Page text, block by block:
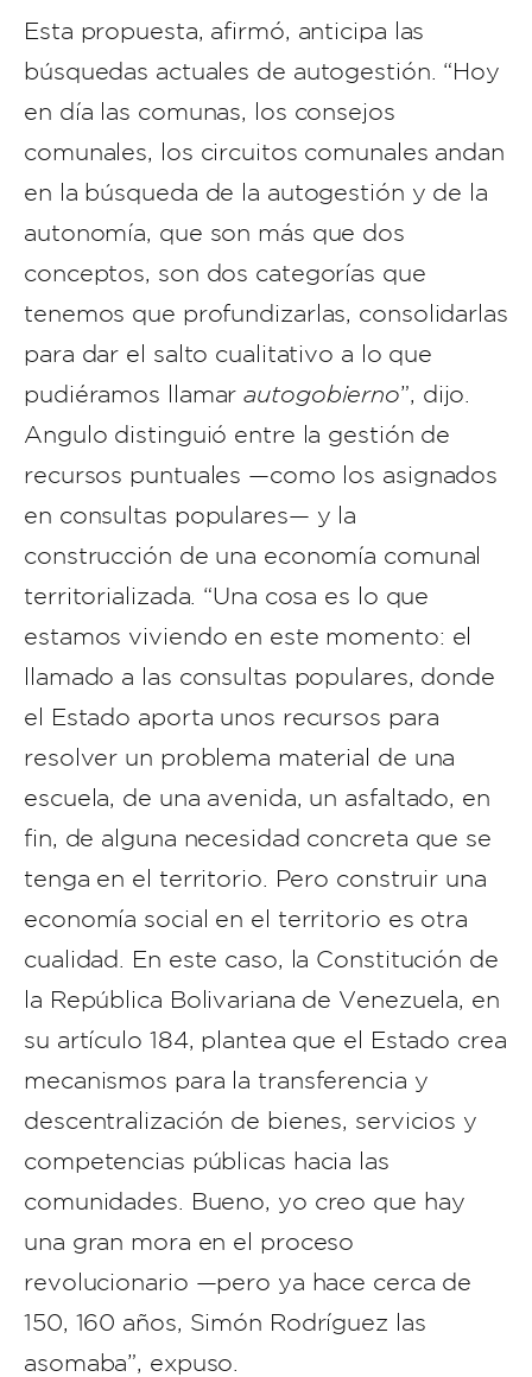
Esta propuesta, afirmó, anticipa las
búsquedas actuales de autogestión. “Hoy
en día las comunas, los consejos
comunales, los circuitos comunales andan
en la búsqueda de la autogestión y de la
autonomía, que son más que dos
conceptos, son dos categorías que
tenemos que profundizarlas, consolidarlas
para dar el salto cualitativo a lo que
pudiéramos llamarautogobierno”, dijo.
Angulo distinguió entre la gestión de
recursos puntuales —como los asignados
en consultas populares— y la
construcción de una economía comunal
territorializada. “Una cosa es lo que
estamos viviendo en este momento: el
llamado a las consultas populares, donde
el Estado aporta unos recursos para
resolver un problema material de una
escuela, de una avenida, un asfaltado, en
fin, de alguna necesidad concreta que se
tenga en el territorio. Pero construir una
economía social en el territorio es otra
cualidad. En este caso, la Constitución de
la República Bolivariana de Venezuela, en
su artículo 184, plantea que el Estado crea
mecanismos para la transferencia y
descentralización de bienes, servicios y
competencias públicas hacia las
comunidades. Bueno, yo creo que hay
una gran mora en el proceso
revolucionario —pero ya hace cerca de
150, 160 años, Simón Rodríguez las
asomaba”, expuso.